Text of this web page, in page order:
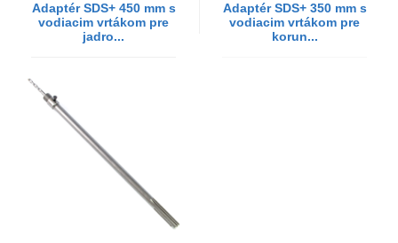
Adaptér SDS+ 450 mm s
vodiacim vrtákom pre
jadro...
Adaptér SDS+ 350 mm s
vodiacim vrtákom pre
korun...